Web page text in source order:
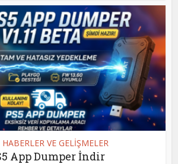
VE GELİŞMELER
App Dumper İndir